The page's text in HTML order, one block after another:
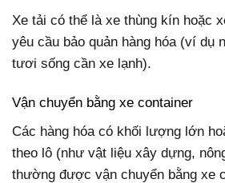
Xe tải có thể là xe thùng kín hoặc
yêu cầu bảo quản hàng hóa (ví dụ
tươi sống cần xe lạnh).
Vận chuyển bằng xe container
Các hàng hóa có khối lượng lớn
theo lô (như vật liệu xây dựng,
thường được vận chuyển bằng xe